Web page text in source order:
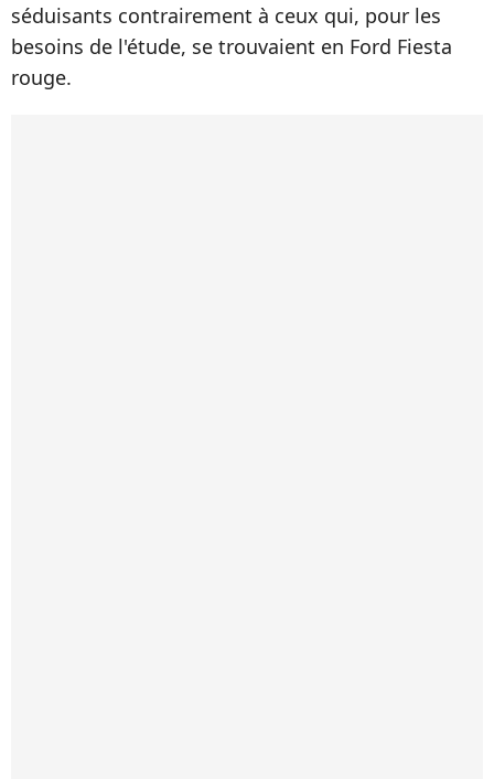
séduisants contrairement à ceux qui, pour les
besoins de l'étude, se trouvaient en Ford Fiesta
rouge.